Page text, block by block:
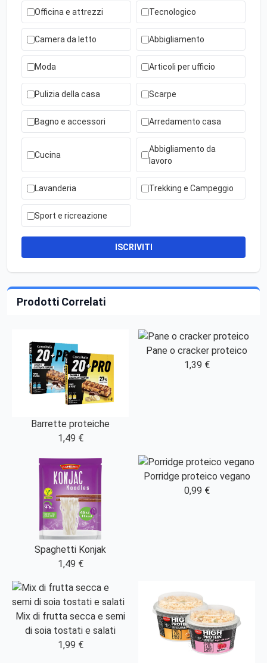
Officina e attrezzi Tecnologico
Camera da letto Abbigliamento
Moda Articoli per ufficio
Pulizia della casa Scarpe
Bagno e accessori Arredamento casa
Cucina
Abbigliamento da
lavoro
Lavanderia Trekking e Campeggio
Sport e ricreazione
ISCRIVITI
Prodotti Correlati
Barrette proteiche
1,49 €
Pane o cracker proteico
1,39 €
Spaghetti Konjak
1,49 €
Porridge proteico vegano
0,99 €
Mix di frutta secca e semi
di soia tostati e salati
1,99 €